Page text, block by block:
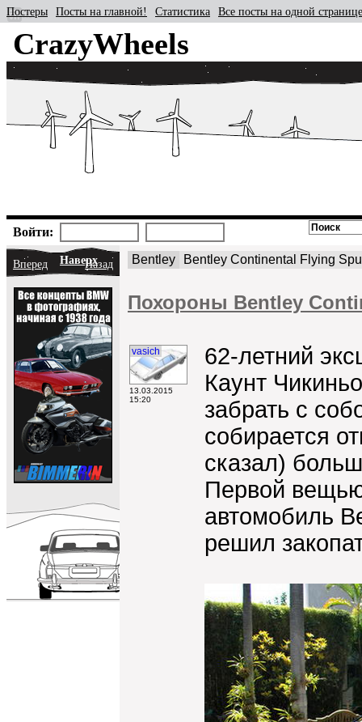
CrazyWheels
Постеры Посты на главной! Статистика Все посты на одной странице
Войти:
Вперед НаверхНазад Bentley Bentley Continental Flying
Похороны Bentley
vasich
13.03.2015
15:20
62-летний
Каунт
забрать с
собирается
сказал)
Первой
автомобиль
решил